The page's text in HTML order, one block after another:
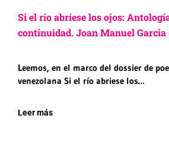
Si el río abriese los ojos:
continuidad. Joan Manuel Garcia
Leemos, en el marco del dossier de
venezolana Si el río abriese los…
Leer más